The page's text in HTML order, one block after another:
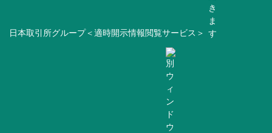
日本取引所グループ＜適時開示情報閲覧サービス＞